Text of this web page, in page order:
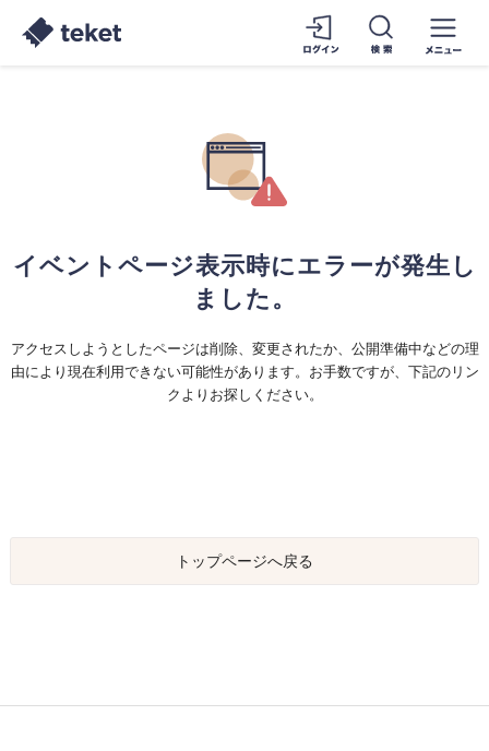
イベントページ表示時にエラーが発生し
ました。
アクセスしようとしたページは削除、変更されたか、公開準備中などの理
由により現在利用できない可能性があります。お手数ですが、下記のリン
クよりお探しください。
トップページへ戻る